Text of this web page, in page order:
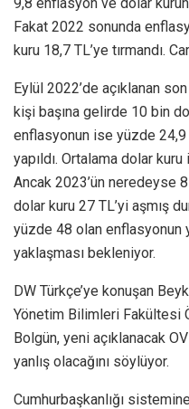
Fakat 2022 sonunda
kuru 18,7 TL’ye tırmandı.
Eylül 2022’de açıklanan
kişi başına gelirde 10 bin
enflasyonun ise yüzde
yapıldı. Ortalama dolar
Ancak 2023’ün neredeyse
dolar kuru 27 TL’yi aşmış
yüzde 48 olan enflasyonun
yaklaşması bekleniyor.
DW Türkçe’ye konuşan
Yönetim Bilimleri Fakültesi
Bolgün, yeni açıklanacak
yanlış olacağını söylüyor.
Cumhurbaşkanlığı